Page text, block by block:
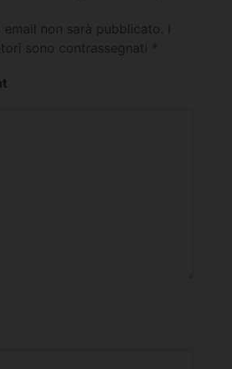
email non sarà pubblicato.
sono contrassegnati *